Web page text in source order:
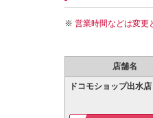
営業時間などは変更
店舗名
ドコモショップ出水店